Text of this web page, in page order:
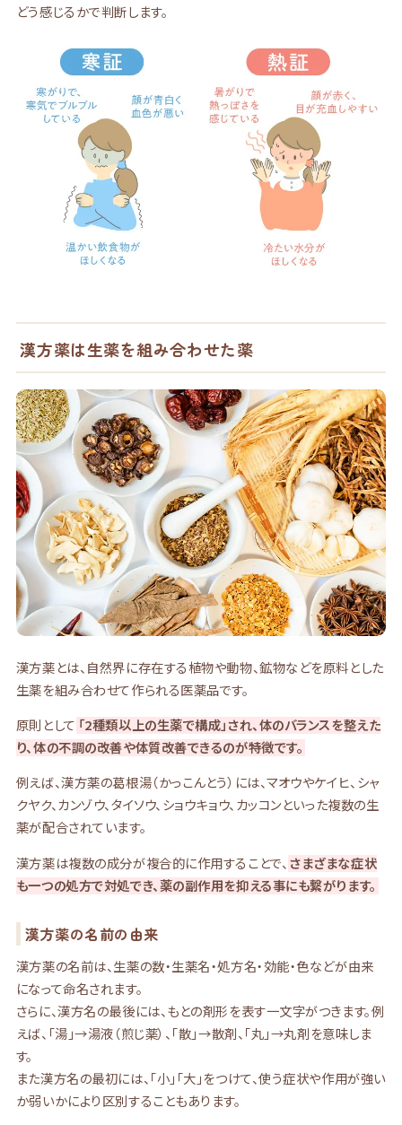
どう感じるかで判断します。
漢方薬は生薬を組み合わせた薬
漢方薬とは、自然界に存在する植物や動物、鉱物などを原料とした
生薬を組み合わせて作られる医薬品です。
原則として 「2種類以上の生薬で構成」され、体のバランスを整えた
り、体の不調の改善や体質改善できるのが特徴です。
例えば、漢方薬の葛根湯（かっこんとう）には、マオウやケイヒ、シャ
クヤク、カンゾウ、タイソウ、ショウキョウ、カッコンといった複数の生
薬が配合されています。
漢方薬は複数の成分が複合的に作用することで、 さまざまな症状
も一つの処方で対処でき、薬の副作用を抑える事にも繋がります。
漢方薬の名前の由来
漢方薬の名前は、生薬の数・生薬名・処方名・効能・色などが由来
になって命名されます。
さらに、漢方名の最後には、もとの剤形を表す一文字がつきます。例
えば、「湯」→湯液（煎じ薬）、「散」→散剤、「丸」→丸剤を意味しま
す。
また漢方名の最初には、「小」「大」をつけて、使う症状や作用が強い
か弱いかにより区別することもあります。